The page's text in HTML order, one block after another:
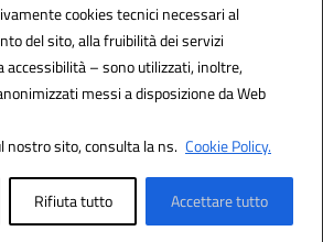
cookies tecnici necessari al
del sito, alla fruibilità dei servizi
accessibilità – sono utilizzati, inoltre,
messi a disposizione da Web
nostro sito, consulta la ns. Cookie Policy.
Rifiuta tutto Accettare tutto
Powered by 3D Solution S.r.l.
& Design by Designers Italia